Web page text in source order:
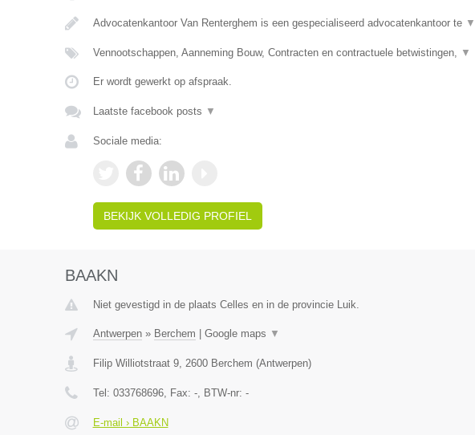
Advocatenkantoor Van Renterghem is een gespecialiseerd advocatenkantoor te ▼
Vennootschappen, Aanneming Bouw, Contracten en contractuele betwistingen, ▼
Er wordt gewerkt op afspraak.
Laatste facebook posts ▼
Sociale media:
BEKIJK VOLLEDIG PROFIEL
BAAKN
Niet gevestigd in de plaats Celles en in de provincie Luik.
Antwerpen» Berchem Google maps ▼
Filip Williotstraat 9, 2600 Berchem (Antwerpen)
Tel: 033768696, Fax: -, BTW-nr: -
E-mail › BAAKN